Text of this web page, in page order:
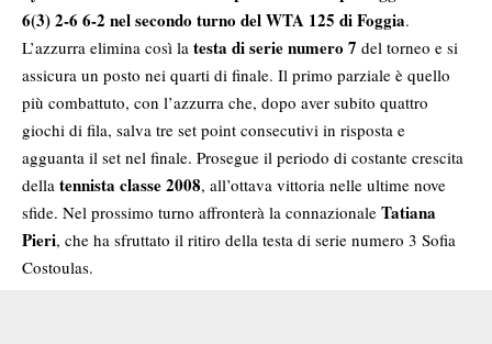
6(3) 2-6 6-2 nel secondo turno del WTA 125 di Foggia.
L’azzurra elimina così la testa di serie numero 7 del torneo e si
assicura un posto nei quarti di finale. Il primo parziale è quello
più combattuto, con l’azzurra che, dopo aver subito quattro
giochi di fila, salva tre set point consecutivi in risposta e
agguanta il set nel finale. Prosegue il periodo di costante crescita
della tennista classe 2008, all’ottava vittoria nelle ultime nove
sfide. Nel prossimo turno affronterà la connazionale Tatiana
Pieri, che ha sfruttato il ritiro della testa di serie numero 3 Sofia
Costoulas.